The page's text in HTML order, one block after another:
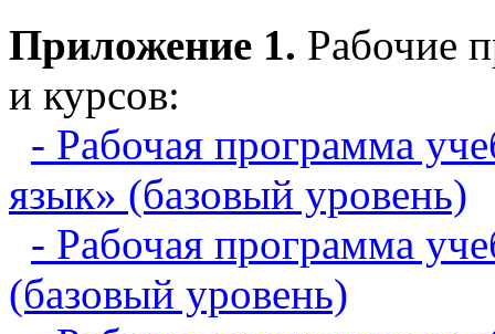
Приложение 1. Рабочие
и курсов:
- Рабочая программа
язык» (базовый уровень)
- Рабочая программа
(базовый уровень)